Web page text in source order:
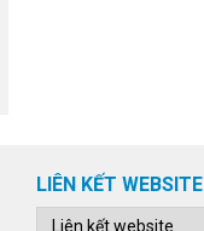
LIÊN KẾT WEBSITE